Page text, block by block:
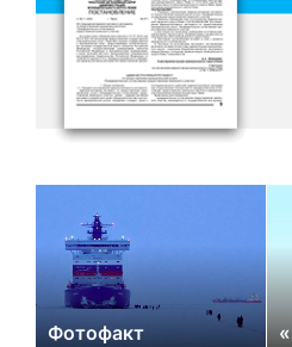
Фотофакт